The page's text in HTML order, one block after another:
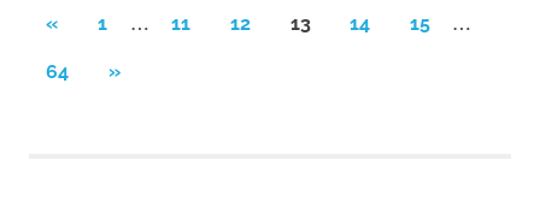
Paginación
de
«ENTRADAS
1 … 11 12 13 14 15 …
64
SIGUIENTES
»